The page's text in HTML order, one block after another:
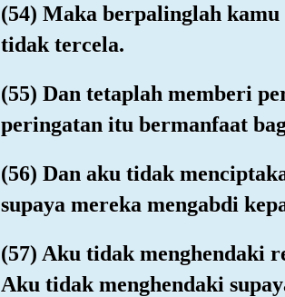
(54) Maka berpalinglah
tidak tercela.
(55) Dan tetaplah memberi
peringatan itu bermanfaat
(56) Dan aku tidak
supaya mereka mengabdi
(57) Aku tidak menghendaki
Aku tidak menghendaki